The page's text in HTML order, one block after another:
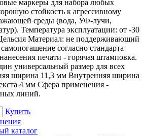
маркеры для набора любых
стойкость к агрессивному
среды (вода, УФ-лучи,
Температура эксплуатации: от -30
Материал: не поддерживающий
согласно стандарта
печати - горячая штамповка.
универсальный размер для всех
ширина 11,3 мм Внутренняя ширина
4 мм Сфера применения -
линий.
Купить
каталог